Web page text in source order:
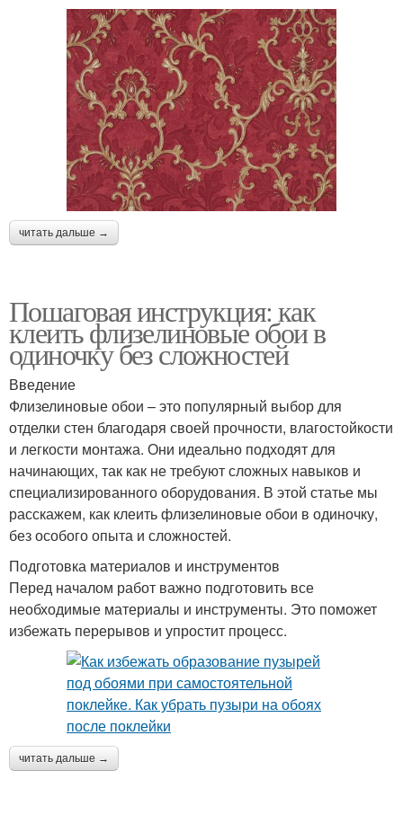
читать дальше →
Пошаговая инструкция: как
клеить флизелиновые обои в
одиночку без сложностей
Введение
Флизелиновые обои – это популярный выбор для
отделки стен благодаря своей прочности, влагостойкости
и легкости монтажа. Они идеально подходят для
начинающих, так как не требуют сложных навыков и
специализированного оборудования. В этой статье мы
расскажем, как клеить флизелиновые обои в одиночку,
без особого опыта и сложностей.
Подготовка материалов и инструментов
Перед началом работ важно подготовить все
необходимые материалы и инструменты. Это поможет
избежать перерывов и упростит процесс.
читать дальше →